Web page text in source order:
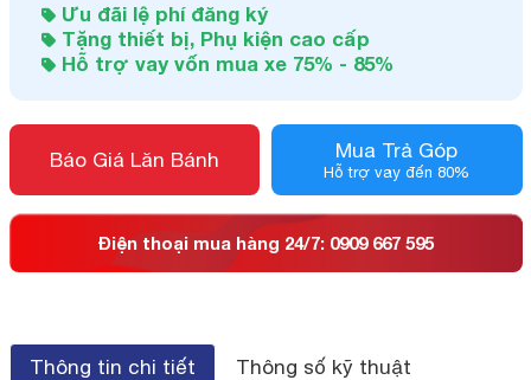
Ưu đãi lệ phí đăng ký
Tặng thiết bị, Phụ kiện cao cấp
Hỗ trợ vay vốn mua xe 75% - 85%
Báo Giá Lăn Bánh Mua Trả Góp
Hỗ trợ vay đến 80%
Điện thoại mua hàng 24/7: 0909 667 595
Thông tin chi tiết
Thông số kỹ thuật